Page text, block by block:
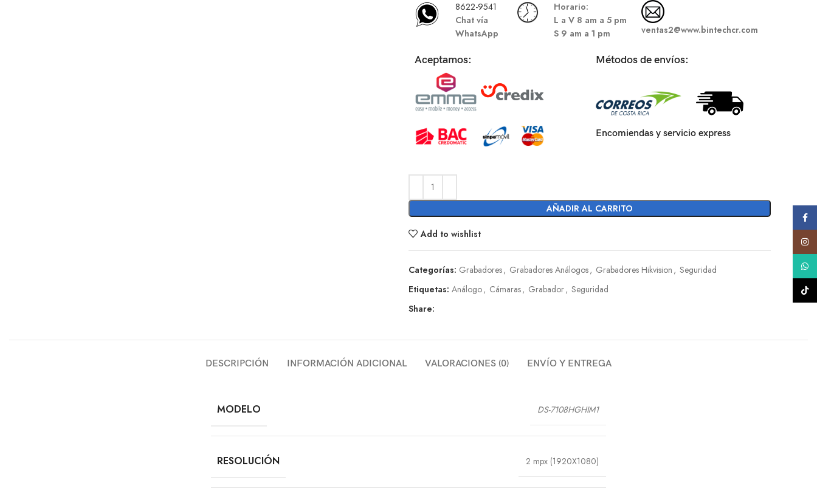
8622-9541
Chat vía
WhatsApp
Horario:
L a V 8 am a 5 pm
S9 am a 1 pm ventas2@www.bintechcr.com
Aceptamos: Métodos de envíos:
Encomiendas y servicio express
AÑADIR AL CARRITO
Add to wishlist
Categorías: Grabadores, Grabadores Análogos, Grabadores Hikvision , Seguridad
Etiquetas: Análogo, Cámaras, Grabador, Seguridad
Share:
DESCRIPCIÓN INFORMACIÓN ADICIONAL VALORACIONES (0) ENVÍO Y ENTREGA
MODELO DS-7108HGHIM1
RESOLUCIÓN 2 mpx (1920X1080)